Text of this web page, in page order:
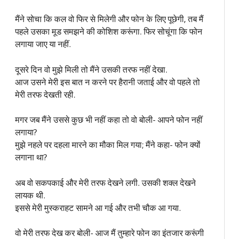
मैंने सोचा कि कल वो फिर से मिलेगी और फोन के लिए पूछेगी, तब मैं
पहले उसका मूड समझने की कोशिश करूंगा. फिर सोचूंगा कि फोन
लगाया जाए या नहीं.
दूसरे दिन वो मुझे मिली तो मैंने उसकी तरफ नहीं देखा.
आज उसने मेरी इस बात न करने पर हैरानी जताई और वो पहले तो
मेरी तरफ देखती रही.
मगर जब मैंने उससे कुछ भी नहीं कहा तो वो बोली- आपने फोन नहीं
लगाया?
मुझे नहले पर दहला मारने का मौका मिल गया; मैंने कहा- फोन क्यों
लगाना था?
अब वो सकपकाई और मेरी तरफ देखने लगी. उसकी शक्ल देखने
लायक थी.
इससे मेरी मुस्कराहट सामने आ गई और तभी चौक आ गया.
वो मेरी तरफ देख कर बोली- आज मैं तुम्हारे फोन का इंतजार करूंगी